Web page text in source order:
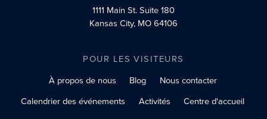
1111 Main St.Suite 180
Kansas City, MO 64106
POUR LES VISITEURS
À propos de nous
Blog
Nous contacter
Calendrier des événements
Activités Centre d'accueil